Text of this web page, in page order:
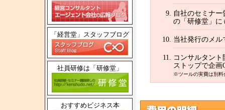
「経営堂」スタッフブログ
社員研修は「研修堂」
おすすめビジネス本
自社のセミナ
の「研修堂」に
当社発行のメル
コンサルタン
ストップで企画
※ツールの実費は別料